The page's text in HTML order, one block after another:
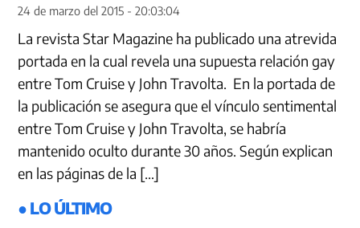
24 de marzo del 2015 - 20:03:04
La revista Star Magazine ha publicado una atrevida
portada en la cual revela una supuesta relación gay
entre Tom Cruise y John Travolta. En la portada de
la publicación se asegura que el vínculo sentimental
entre Tom Cruise y John Travolta, se habría
mantenido oculto durante 30 años. Según explican
en las páginas de la […]
● LO ÚLTIMO